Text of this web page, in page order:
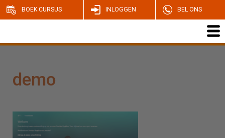
BOEK CURSUS INLOGGEN BEL ONS
demo